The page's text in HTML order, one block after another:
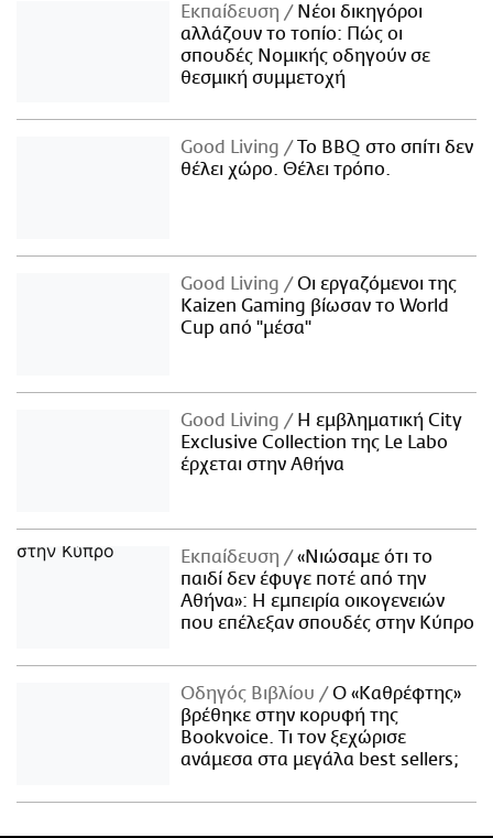
Εκπαίδευση
Νέοι δικηγόροι
αλλάζουν το τοπίο: Πώς οι
σπουδές Νομικής οδηγούν σε
θεσμική συμμετοχή
Good Living
Το BBQ στο σπίτι δεν
θέλει χώρο. Θέλει τρόπο.
Good Living
Οι εργαζόμενοι της
Kaizen Gaming βίωσαν το World
Cup από "μέσα"
Good Living
Η εμβληματική City
Exclusive Collection της Le Labo
έρχεται στην Αθήνα
Εκπαίδευση
«Νιώσαμε ότι το
παιδί δεν έφυγε ποτέ από την
Αθήνα»: Η εμπειρία οικογενειών
που επέλεξαν σπουδές στην Κύπρο
Οδηγός Βιβλίου
Ο «Καθρέφτης»
βρέθηκε στην κορυφή της
Bookvoice. Τι τον ξεχώρισε
ανάμεσα στα μεγάλα best sellers;